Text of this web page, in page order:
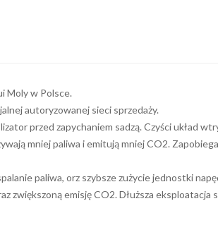
Moly w Polsce.
autoryzowanej sieci sprzedaży.
przed zapychaniem sadzą. Czyści układ
mniej paliwa i emitują mniej CO2.
paliwa, orz szybsze zużycie jednostki
zwiększoną emisję CO2. Dłuższa